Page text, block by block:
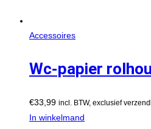
Accessoires
Wc-papier
€33,99 incl. BTW, exclusief
In winkelmand